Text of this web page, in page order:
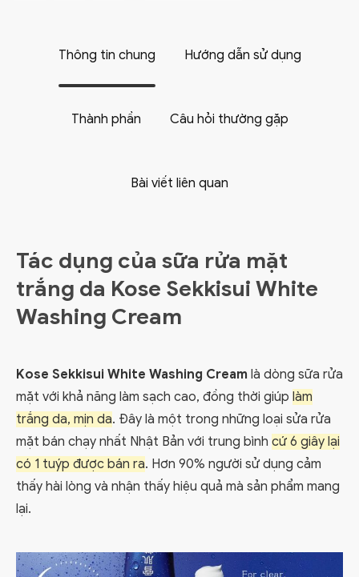
Thông tin chung Hướng dẫn sử dụng
Thành phần Câu hỏi thường gặp
Bài viết liên quan
Tác dụng của sữa rửa mặt
trắng da Kose Sekkisui White
Washing Cream
Kose Sekkisui White Washing Cream là dòng sữa rửa
mặt với khả năng làm sạch cao, đồng thời giúp làm
trắng da, mịn da. Đây là một trong những loại sửa rửa
mặt bán chạy nhất Nhật Bản với trung bình cứ 6 giây lại
có 1 tuýp được bán ra. Hơn 90% người sử dụng cảm
thấy hài lòng và nhận thấy hiệu quả mà sản phẩm mang
lại.